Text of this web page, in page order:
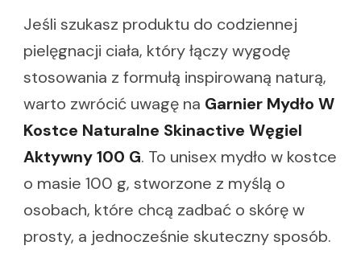
Jeśli szukasz produktu do codziennej
pielęgnacji ciała, który łączy wygodę
stosowania z formułą inspirowaną naturą,
warto zwrócić uwagę na Garnier Mydło W
Kostce Naturalne Skinactive Węgiel
Aktywny 100 G. To unisex mydło w kostce
o masie 100 g, stworzone z myślą o
osobach, które chcą zadbać o skórę w
prosty, a jednocześnie skuteczny sposób.